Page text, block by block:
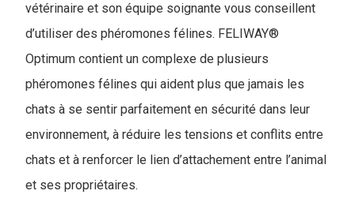
vétérinaire et son équipe soignante vous conseillent
d’utiliser des phéromones félines. FELIWAY®
Optimum contient un complexe de plusieurs
phéromones félines qui aident plus que jamais les
chats à se sentir parfaitement en sécurité dans leur
environnement, à réduire les tensions et conflits entre
chats et à renforcer le lien d’attachement entre l’animal
et ses propriétaires.